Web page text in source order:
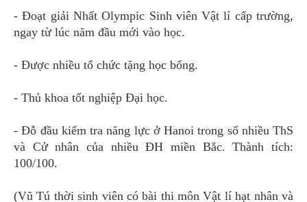
- Đoạt giải Nhất Olympic Sinh viên Vật lí cấp trường,
ngay từ lúc năm đầu mới vào học.
- Được nhiều tổ chức tặng học bổng.
- Thủ khoa tốt nghiệp Đại học.
- Đỗ đầu kiểm tra năng lực ở Hanoi trong số nhiều ThS
và Cử nhân của nhiều ĐH miền Bắc. Thành tích:
100/100.
(Vũ Tú thời sinh viên có bài thi môn Vật lí hạt nhân và